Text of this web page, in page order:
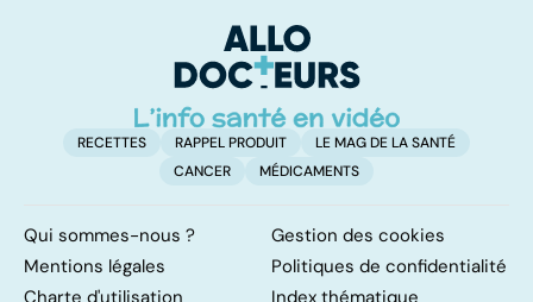
d'angine ?
RECETTES RAPPEL PRODUIT
LE MAG DE LA SANTÉ
CANCER
MÉDICAMENTS
Qui sommes-nous ?
Gestion des cookies
Mentions légales
Politiques de confidentialité
Charte d'utilisation
Index thématique